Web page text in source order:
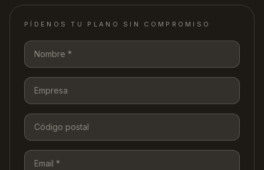
PÍDENOS TU PLANO SIN COMPROMISO